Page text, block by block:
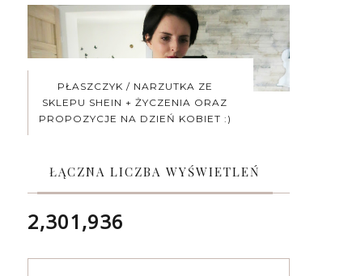
PŁASZCZYK / NARZUTKA ZE
SKLEPU SHEIN + ŻYCZENIA ORAZ
PROPOZYCJE NA DZIEŃ KOBIET :)
ŁĄCZNA LICZBA WYŚWIETLEŃ
2,301,936